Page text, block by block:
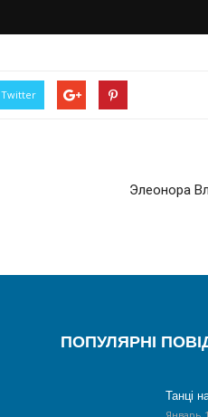
Twitter
Элеонора
ПОПУЛЯРНІ
Танці